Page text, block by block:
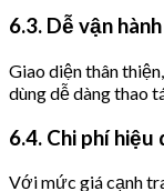
6.3. Dễ vận hành
Giao diện thân
dùng dễ dàng thao
6.4. Chi phí hiệu
Với mức giá cạnh